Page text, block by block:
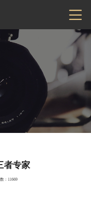
者专家
：11669